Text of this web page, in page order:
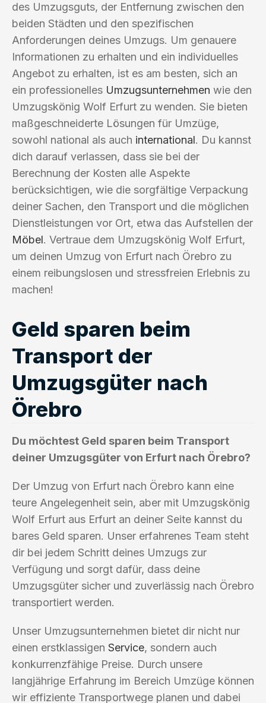
des Umzugsguts, der Entfernung zwischen den
beiden Städten und den spezifischen
Anforderungen deines Umzugs. Um genauere
Informationen zu erhalten und ein individuelles
Angebot zu erhalten, ist es am besten, sich an
ein professionelles Umzugsunternehmen wie den
Umzugskönig Wolf Erfurt zu wenden. Sie bieten
maßgeschneiderte Lösungen für Umzüge,
sowohl national als auch international. Du kannst
dich darauf verlassen, dass sie bei der
Berechnung der Kosten alle Aspekte
berücksichtigen, wie die sorgfältige Verpackung
deiner Sachen, den Transport und die möglichen
Dienstleistungen vor Ort, etwa das Aufstellen der
Möbel. Vertraue dem Umzugskönig Wolf Erfurt,
um deinen Umzug von Erfurt nach Örebro zu
einem reibungslosen und stressfreien Erlebnis zu
machen!
Geld sparen beim
Transport der
Umzugsgüter nach
Örebro
Du möchtest Geld sparen beim Transport
deiner Umzugsgüter von Erfurt nach Örebro?
Der Umzug von Erfurt nach Örebro kann eine
teure Angelegenheit sein, aber mit Umzugskönig
Wolf Erfurt aus Erfurt an deiner Seite kannst du
bares Geld sparen. Unser erfahrenes Team steht
dir bei jedem Schritt deines Umzugs zur
Verfügung und sorgt dafür, dass deine
Umzugsgüter sicher und zuverlässig nach Örebro
transportiert werden.
Unser Umzugsunternehmen bietet dir nicht nur
einen erstklassigen Service, sondern auch
konkurrenzfähige Preise. Durch unsere
langjährige Erfahrung im Bereich Umzüge können
wir effiziente Transportwege planen und dabei